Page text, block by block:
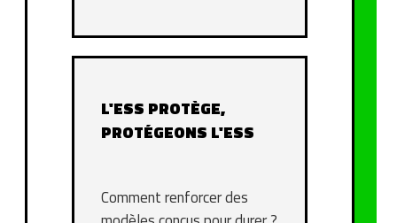
L'ESS PROTÈGE,
PROTÉGEONS L'ESS
Comment renforcer des